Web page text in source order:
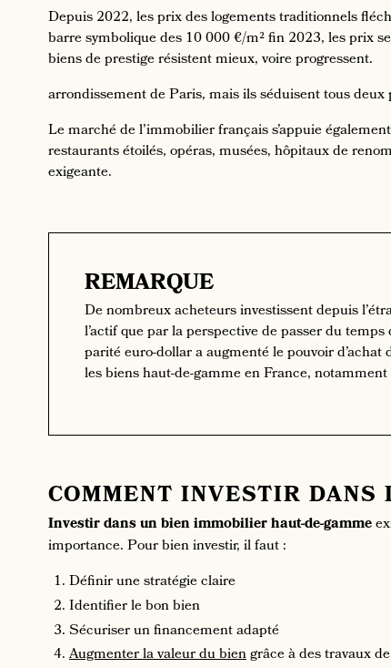
Depuis 2022, les prix des logements traditionnels
barre symbolique des 10 000 €/m² fin 2023, les prix
biens de prestige résistent mieux, voire progressent.
arrondissement de Paris, mais ils séduisent tous
Le marché de l’immobilier français s’appuie
restaurants étoilés, opéras, musées, hôpitaux de
exigeante.
REMARQUE
De nombreux acheteurs investissent depuis
l’actif que par la perspective de passer du
parité euro-dollar a augmenté le pouvoir
les biens haut-de-gamme en France, notamment
COMMENT INVESTIR DANS
Investir dans un bien immobilier haut-de-gamme
importance. Pour bien investir, il faut :
Définir une stratégie claire
Identifier le bon bien
Sécuriser un financement adapté
Augmenter la valeur du biengrâce à des travaux